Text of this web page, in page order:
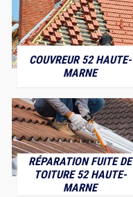
COUVREUR 52 HAUTE-
MARNE
RÉPARATION FUITE DE
TOITURE 52 HAUTE-
MARNE